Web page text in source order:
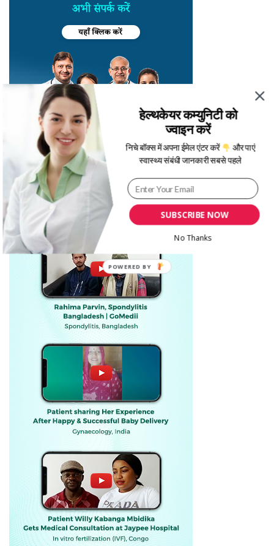
SUBSCRIBE NOW
हेल्थकेयर कम्युनिटी को
ज्वाइन करें
निचे बॉक्स में अपना ईमेल एंटर करें और पाएं
स्वास्थ्य संबंधी जानकारी सबसे पहले
No Thanks
POWERED BY